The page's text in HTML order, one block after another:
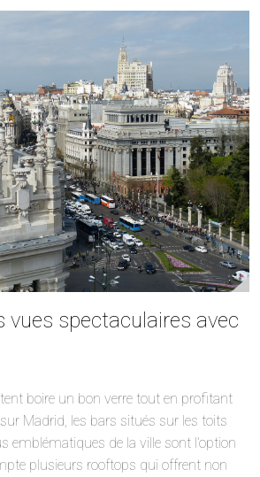
vues spectaculaires avec
boire un bon verre tout en profitant
Madrid, les bars situés sur les toits
emblématiques de la ville sont l’option
plusieurs rooftops qui offrent non